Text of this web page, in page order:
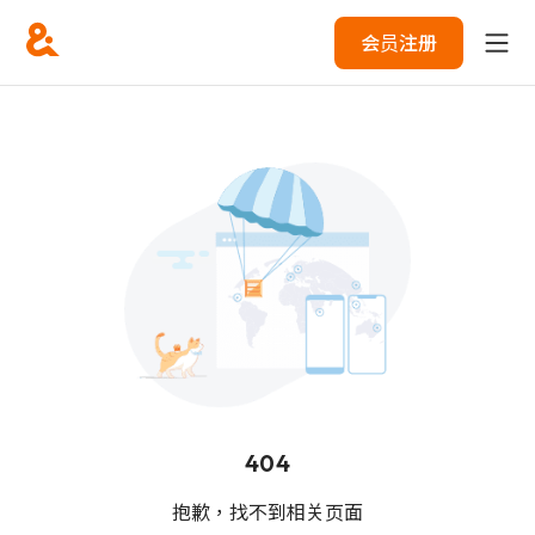
会员注册
404
抱歉，找不到相关页面